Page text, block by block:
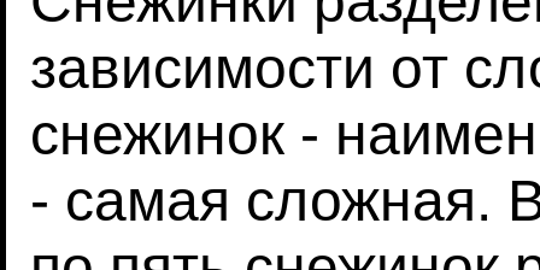
зависимости от
снежинок -
- самая сложная.